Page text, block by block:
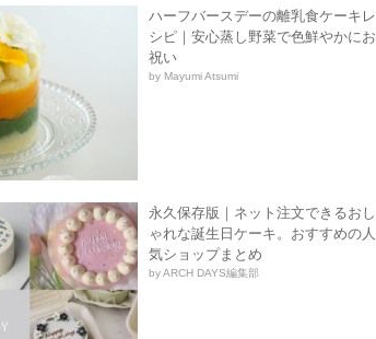
ハーフバースデーの離乳食ケーキレ
シピ｜安心蒸し野菜で色鮮やかにお
祝い
by Mayumi Atsumi
永久保存版｜ネット注文できるおし
ゃれな誕生日ケーキ。おすすめの人
気ショップまとめ
by ARCH DAYS編集部